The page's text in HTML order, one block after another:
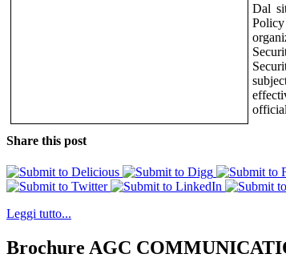
Dal
Share this post
Leggi tutto...
Brochure AGC